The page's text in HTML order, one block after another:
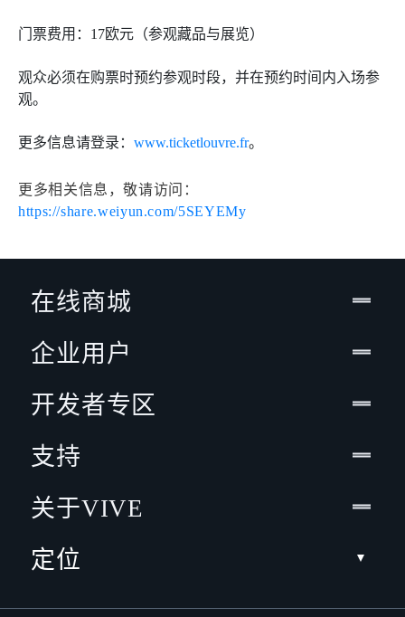
门票费用： 17欧元（参观藏品与展览）
观众必须在购票时预约参观时段，并在预约时间内入场参
观。
更多信息请登录： www.ticketlouvre.fr。
更多相关信息，敬请访问：
https://share.weiyun.com/5SEYEMy
在线商城
企业用户
开发者专区
支持
关于VIVE
定位